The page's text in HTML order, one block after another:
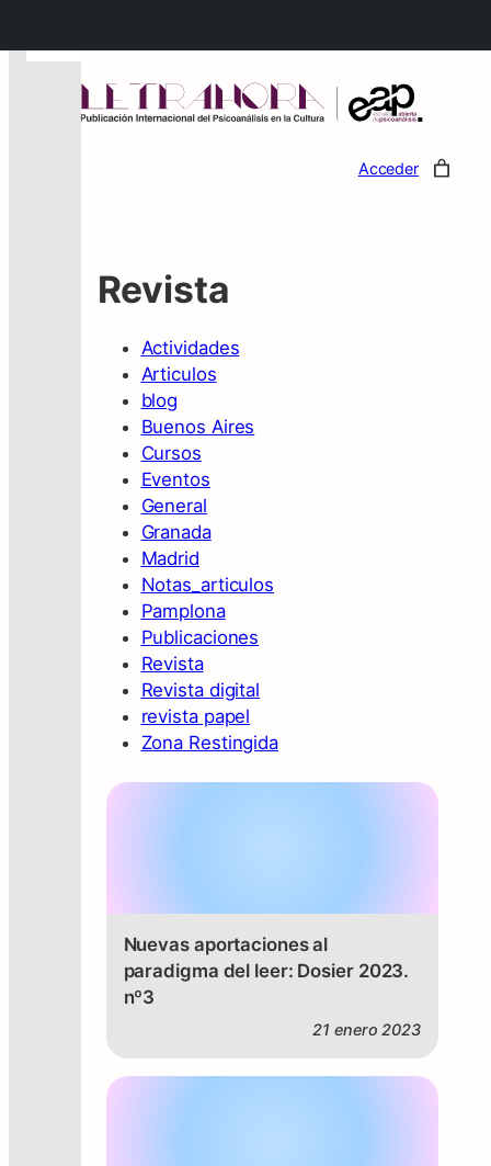
Acceder
Revista
Actividades
Articulos
blog
Buenos Aires
Cursos
Eventos
General
Granada
Madrid
Notas_articulos
Pamplona
Publicaciones
Revista
Revista digital
revista papel
Zona Restingida
Nuevas aportaciones al
paradigma del leer: Dosier 2023.
nº3
21 enero 2023